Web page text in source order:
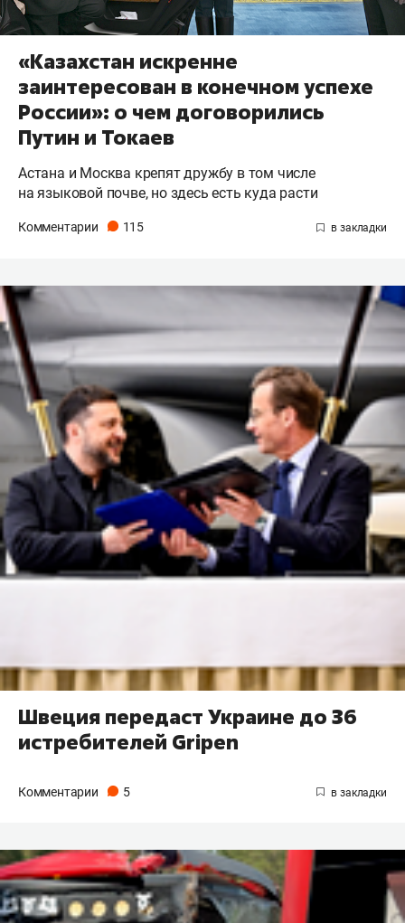
«Казахстан искренне
заинтересован в конечном успехе
России»: о чем договорились
Путин и Токаев
Астана и Москва крепят дружбу в том числе
на языковой почве, но здесь есть куда расти
Комментарии 115
Швеция передаст Украине до 36
истребителей Gripen
Комментарии 5